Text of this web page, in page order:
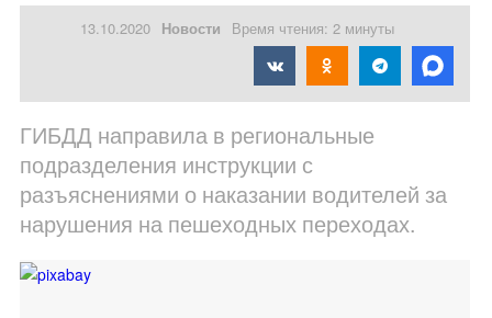
13.10.2020 Новости Время чтения: 2 минуты
ГИБДД направила в региональные
подразделения инструкции с
разъяснениями о наказании водителей за
нарушения на пешеходных переходах.